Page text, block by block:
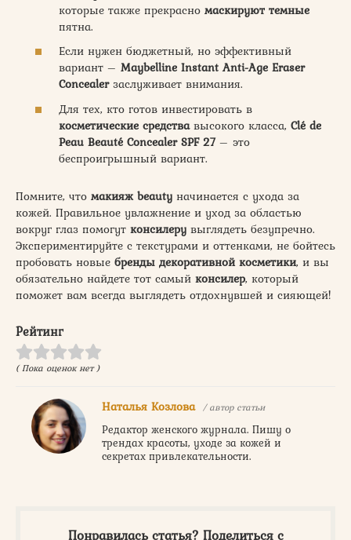
которые также прекрасно маскируют темные
пятна.
Если нужен бюджетный, но эффективный
вариант – Maybelline Instant Anti-Age Eraser
Concealerзаслуживает внимания.
Для тех, кто готов инвестировать в
косметические средствавысокого класса, Clé de
Peau Beauté Concealer SPF 27– это
беспроигрышный вариант.
Помните, что макияж beauty начинается с ухода за
кожей. Правильное увлажнение и уход за областью
вокруг глаз помогут консилеру выглядеть безупречно.
Экспериментируйте с текстурами и оттенками, не бойтесь
пробовать новые бренды декоративной косметики, и вы
обязательно найдете тот самый консилер, который
поможет вам всегда выглядеть отдохнувшей и сияющей!
Рейтинг
( Пока оценок нет )
Наталья Козлова / автор статьи
Редактор женского журнала. Пишу о
трендах красоты, уходе за кожей и
секретах привлекательности.
Понравилась статья? Поделиться с